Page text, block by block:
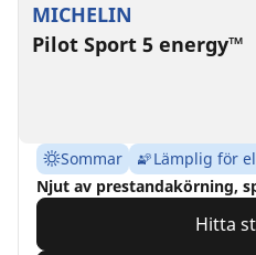
MICHELIN
Pilot Sport 5 energy™
Sommar Lämplig för
Njut av prestandakörning,
Hitta